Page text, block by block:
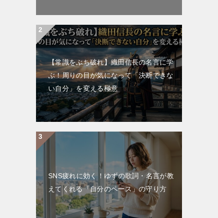
【常識をぶち破れ】織田信長の名言に学
ぶ！周りの目が気になって「決断できな
い自分」を変える極意
SNS疲れに効く！ゆずの歌詞・名言が教
えてくれる「自分のペース」の守り方